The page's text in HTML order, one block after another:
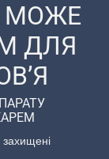
МОЖЕ
ДЛЯ